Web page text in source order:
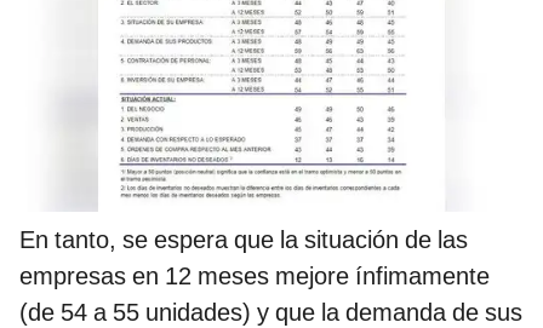
En tanto, se espera que la situación de las
empresas en 12 meses mejore ínfimamente
(de 54 a 55 unidades) y que la demanda de sus